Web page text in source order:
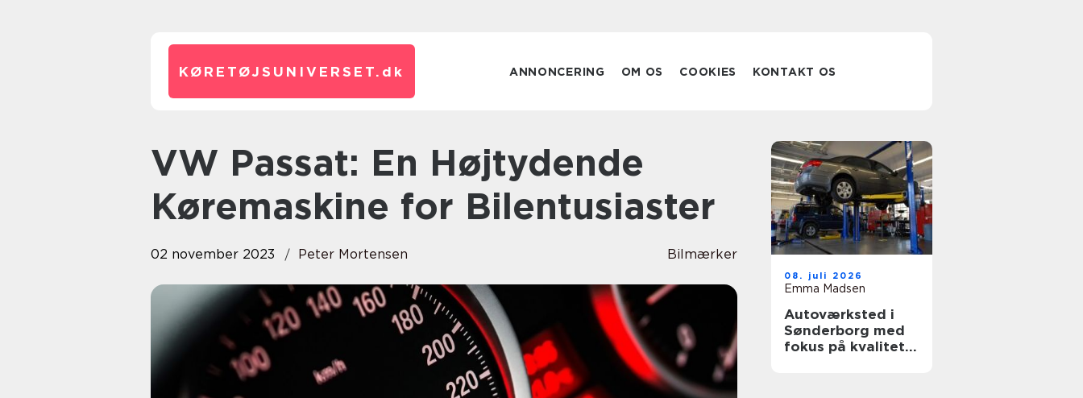
KØRETØJSUNIVERSET. dk ANNONCERING OM OS COOKIES KONTAKT OS
VW Passat: En Højtydende
Køremaskine for Bilentusiaster
02 november 2023 Peter Mortensen Bilmærker
08. juli 2026
Emma Madsen
Autoværksted i
Sønderborg med
fokus på kvalitet